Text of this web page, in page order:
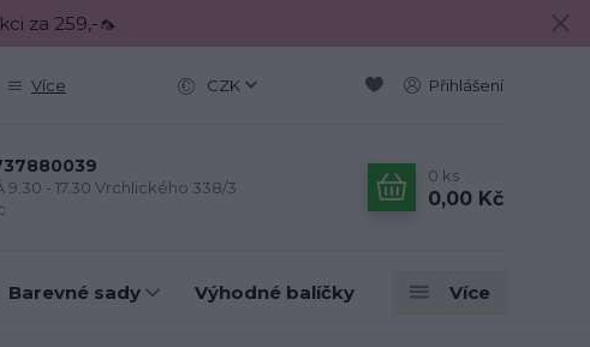
za 259,-🦟
Více CZK Přihlášení
9.30 - 17.30 Vrchlického 338/3
0 ks
0,00 Kč
Barevné sady Výhodné balíčky Více